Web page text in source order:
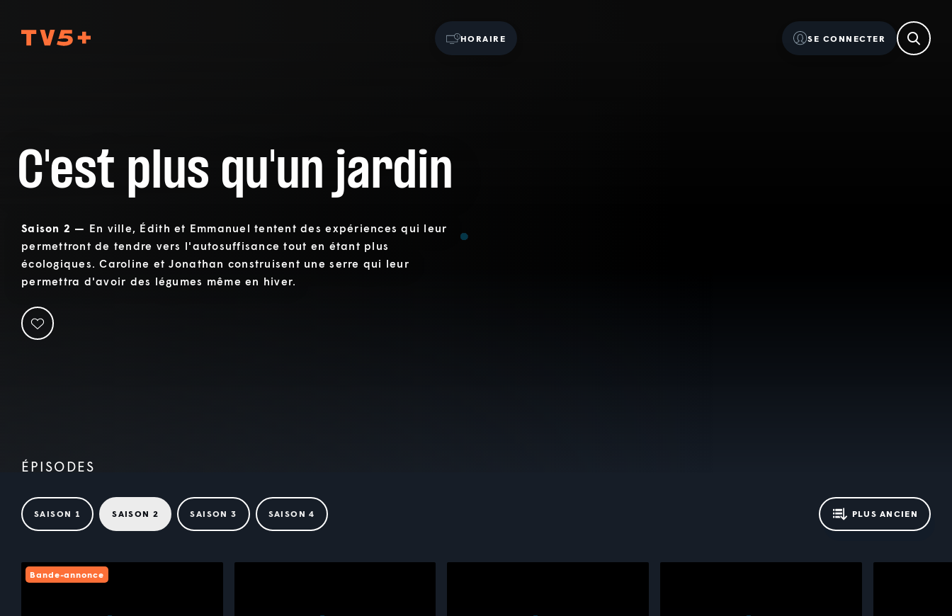
HORAIRE SE CONNECTER
C'est plus qu'un jardin
Saison 2 — En ville, Édith et Emmanuel tentent des expériences qui leur
permettront de tendre vers l'autosuffisance tout en étant plus
écologiques. Caroline et Jonathan construisent une serre qui leur
permettra d'avoir des légumes même en hiver.
ÉPISODES
SAISON 1 SAISON 2 SAISON 3 SAISON 4 PLUS ANCIEN
Bande-annonce